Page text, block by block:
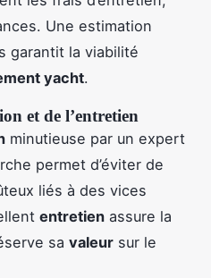
Une estimation
garantit la viabilité
yacht.
et de l’entretien
minutieuse par un expert
permet d’éviter de
liés à des vices
entretien assure la
sa valeur sur le